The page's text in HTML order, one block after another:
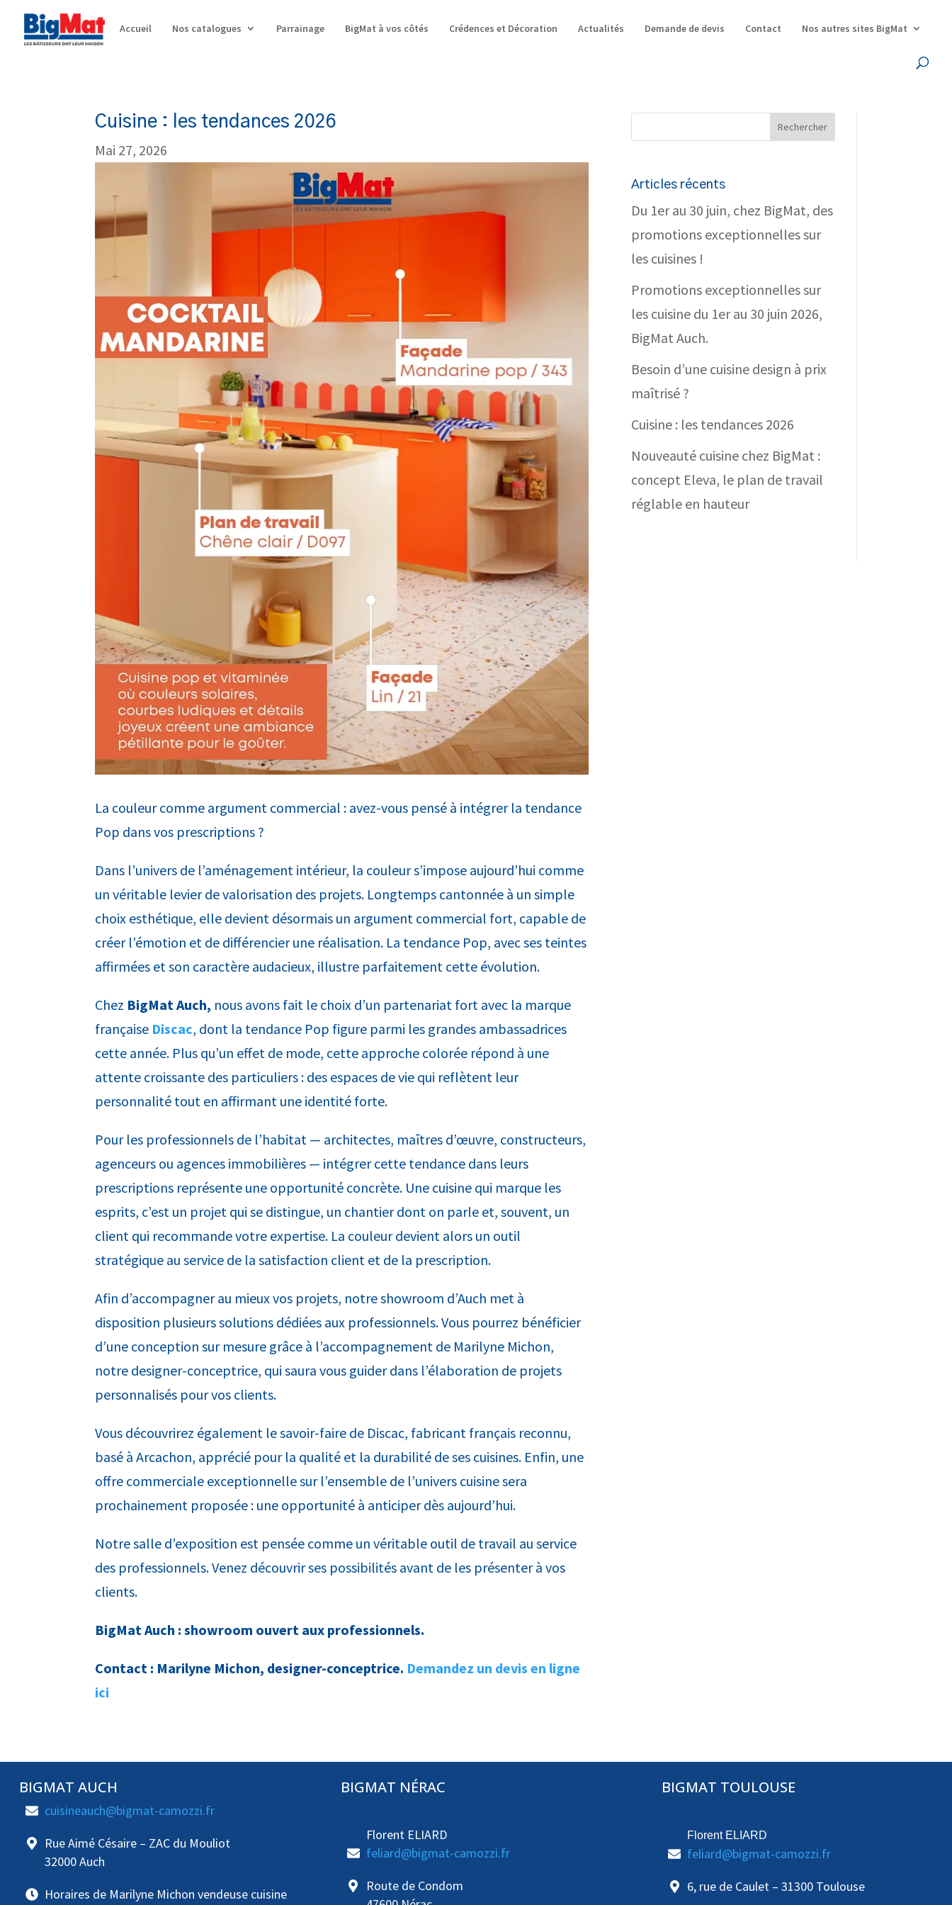
Accueil Nos catalogues Parrainage BigMat à vos côtés Crédences et Décoration Actualités Demande de devis Contact Nos autres sites BigMat
Cuisine : les tendances 2026
Mai 27, 2026
La couleur comme argument commercial : avez-vous pensé à intégrer la tendance
Pop dans vos prescriptions ?
Dans l’univers de l’aménagement intérieur, la couleur s’impose aujourd’hui comme
un véritable levier de valorisation des projets. Longtemps cantonnée à un simple
choix esthétique, elle devient désormais un argument commercial fort, capable de
créer l’émotion et de différencier une réalisation. La tendance Pop, avec ses teintes
affirmées et son caractère audacieux, illustre parfaitement cette évolution.
Chez BigMat Auch, nous avons fait le choix d’un partenariat fort avec la marque
française Discac, dont la tendance Pop figure parmi les grandes ambassadrices
cette année. Plus qu’un effet de mode, cette approche colorée répond à une
attente croissante des particuliers : des espaces de vie qui reflètent leur
personnalité tout en affirmant une identité forte.
Pour les professionnels de l’habitat — architectes, maîtres d’œuvre, constructeurs,
agenceurs ou agences immobilières — intégrer cette tendance dans leurs
prescriptions représente une opportunité concrète. Une cuisine qui marque les
esprits, c’est un projet qui se distingue, un chantier dont on parle et, souvent, un
client qui recommande votre expertise. La couleur devient alors un outil
stratégique au service de la satisfaction client et de la prescription.
Afin d’accompagner au mieux vos projets, notre showroom d’Auch met à
disposition plusieurs solutions dédiées aux professionnels. Vous pourrez bénéficier
d’une conception sur mesure grâce à l’accompagnement de Marilyne Michon,
notre designer-conceptrice, qui saura vous guider dans l’élaboration de projets
personnalisés pour vos clients.
Vous découvrirez également le savoir-faire de Discac, fabricant français reconnu,
basé à Arcachon, apprécié pour la qualité et la durabilité de ses cuisines. Enfin, une
offre commerciale exceptionnelle sur l’ensemble de l’univers cuisine sera
prochainement proposée : une opportunité à anticiper dès aujourd’hui.
Notre salle d’exposition est pensée comme un véritable outil de travail au service
des professionnels. Venez découvrir ses possibilités avant de les présenter à vos
clients.
BigMat Auch : showroom ouvert aux professionnels.
Contact : Marilyne Michon, designer-conceptrice. Demandez un devis en ligne
ici
Articles récents
Du 1er au 30 juin, chez BigMat, des
promotions exceptionnelles sur
les cuisines !
Promotions exceptionnelles sur
les cuisine du 1er au 30 juin 2026,
BigMat Auch.
Besoin d’une cuisine design à prix
maîtrisé ?
Cuisine : les tendances 2026
Nouveauté cuisine chez BigMat :
concept Eleva, le plan de travail
réglable en hauteur
BIGMAT AUCH
cuisineauch@bigmat-camozzi.fr
Rue Aimé Césaire – ZAC du Mouliot
32000 Auch
Horaires de Marilyne Michon vendeuse cuisine
BIGMAT NÉRAC
Florent ELIARD
feliard@bigmat-camozzi.fr
Route de Condom
BIGMAT TOULOUSE
Florent ELIARD
feliard@bigmat-camozzi.fr
6, rue de Caulet – 31300 Toulouse